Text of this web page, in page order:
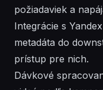
požiadaviek a
Integrácie s
metadáta do
prístup pre nich.
Dávkové